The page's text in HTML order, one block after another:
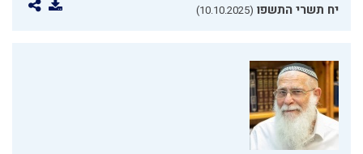
יח תשרי התשפו (10.10.2025)